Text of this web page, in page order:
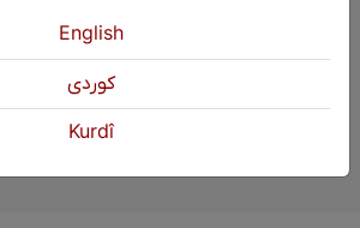
English
كوردی
Kurdî